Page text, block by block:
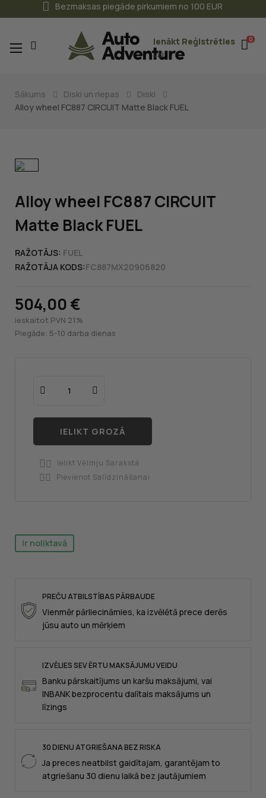
Bezmaksas piegāde pirkumiem no 100 EUR
Ienākt
vai
Reģistrēties 0
Toggle
navigation
☰
Sākums Diski un riepas
Diski
Alloy wheel FC887 CIRCUIT Matte Black FUEL
Alloy wheel FC887 CIRCUIT
Matte Black FUEL
RAŽOTĀJS: FUEL
RAŽOTĀJA KODS:FC887MX20906820
504,00 €
ieskaitot PVN 21%
Piegāde: 5-10 darba dienas
IELIKT GROZĀ

Ielikt Vēlmju Sarakstā

Pievienot Salīdzināšanai
Ir noliktavā
PREČU ATBILSTĪBAS PĀRBAUDE
Vienmēr pārliecināmies, ka izvēlētā prece derēs
jūsu auto un mērķiem
IZVĒLIES SEV ĒRTU MAKSĀJUMU VEIDU
Banku pārskaitījums un karšu maksājumi, vai
INBANK bezprocentu dalītais maksājums un
līzings
30 DIENU ATGRIEŠANA BEZ RISKA
Ja preces neatbilst gaidītajam, garantējam to
atgriešanu 30 dienu laikā bez jautājumiem